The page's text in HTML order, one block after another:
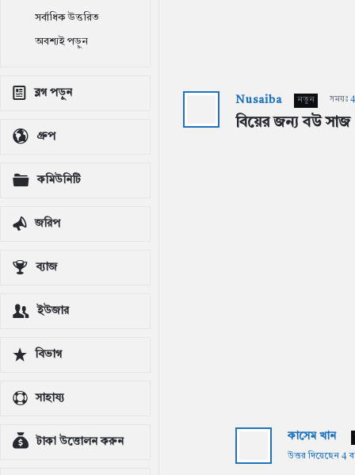
AddaBuzz.net
Nusaiba নতুন সময়ঃ
বিয়ের জন্য বউ সাজ
কাসেম খান
উত্তর দিয়েছেন 4
সর্বাধিক উত্তরিত
অবশ্যই পড়ুন
ব্লগ পড়ুন
গ্রুপ
কমিউনিটি
জরিপ
ব্যাজ
ইউজার
বিভাগ
সাহায্য
টাকা উত্তোলন করুন